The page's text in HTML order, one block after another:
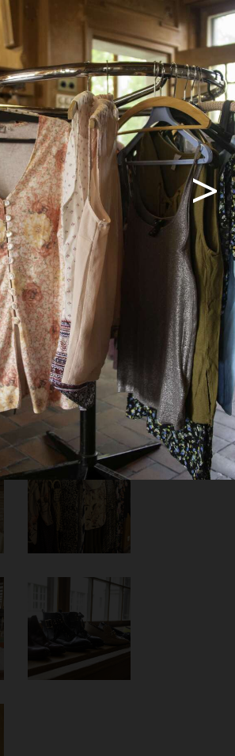
den «Kleidertausch» im
erneut durchzuführen.»
Petra Schmid
>